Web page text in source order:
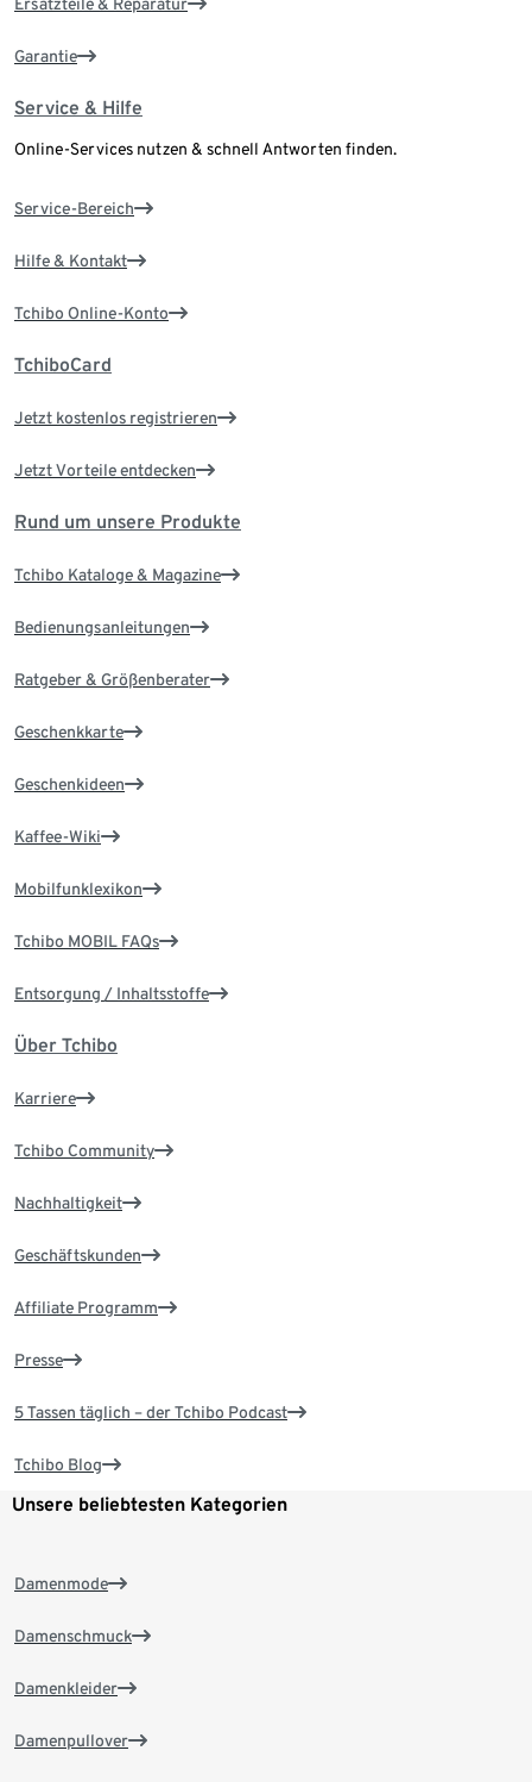
Ersatzteile & Reparatur
Garantie
Service & Hilfe
Online-Services nutzen & schnell Antworten finden.
Service-Bereich
Hilfe & Kontakt
Tchibo Online-Konto
TchiboCard
Jetzt kostenlos registrieren
Jetzt Vorteile entdecken
Rund um unsere Produkte
Tchibo Kataloge & Magazine
Bedienungsanleitungen
Ratgeber & Größenberater
Geschenkkarte
Geschenkideen
Kaffee-Wiki
Mobilfunklexikon
Tchibo MOBIL FAQs
Entsorgung / Inhaltsstoffe
Über Tchibo
Karriere
Tchibo Community
Nachhaltigkeit
Geschäftskunden
Affiliate Programm
Presse
5 Tassen täglich – der Tchibo Podcast
Tchibo Blog
Unsere beliebtesten Kategorien
Damenmode
Damenschmuck
Damenkleider
Damenpullover